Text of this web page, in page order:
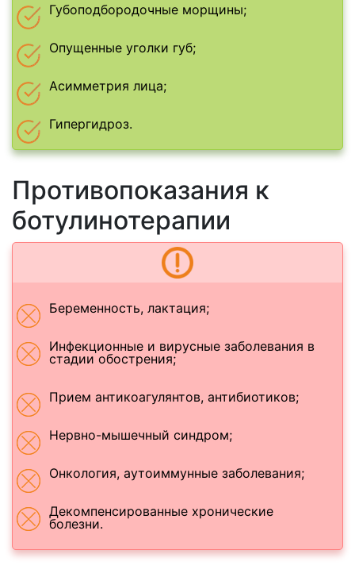
Губоподбородочные морщины;
Опущенные уголки губ;
Асимметрия лица;
Гипергидроз.
Противопоказания к
ботулинотерапии
Беременность, лактация;
Инфекционные и вирусные заболевания в
стадии обострения;
Прием антикоагулянтов, антибиотиков;
Нервно-мышечный синдром;
Онкология, аутоиммунные заболевания;
Декомпенсированные хронические
болезни.